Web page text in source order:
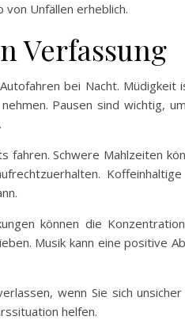
Unfällen erheblich.
Verfassung
bei Nacht.
Pausen sind wichtig,
Schwere Mahlzeiten
können die
Musik kann eine positive
wenn Sie sich
helfen.